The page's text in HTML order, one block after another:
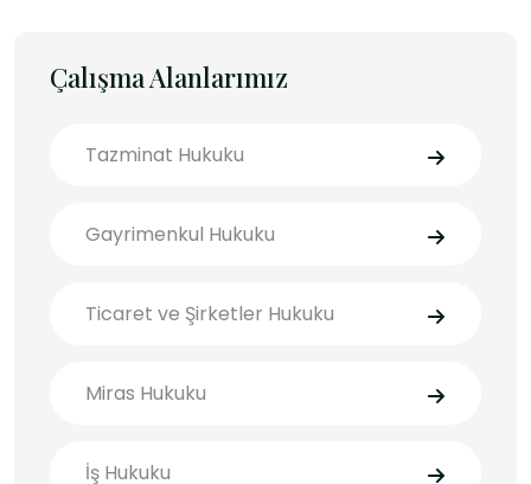
Çalışma Alanlarımız
Tazminat Hukuku
Gayrimenkul Hukuku
Ticaret ve Şirketler Hukuku
Miras Hukuku
İş Hukuku